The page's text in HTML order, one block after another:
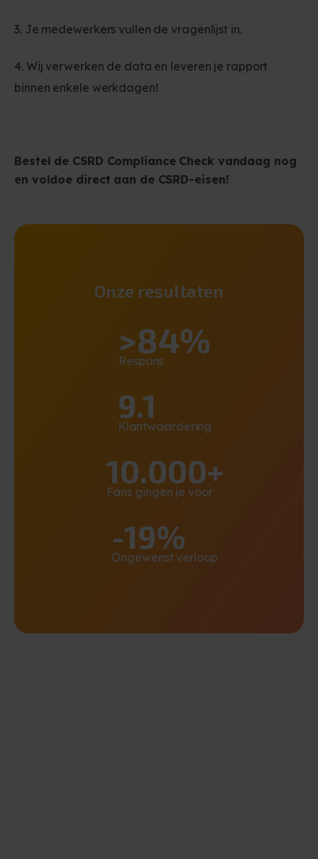
3. Je medewerkers vullen de vragenlijst in.
4. Wij verwerken de data en leveren je rapport
binnen enkele werkdagen!
Bestel de CSRD Compliance Check vandaag nog
en voldoe direct aan de CSRD-eisen!
Onze resultaten
>84%
Respons
9.1
Klantwaardering
10.000+
Fans gingen je voor
-19%
Ongewenst verloop